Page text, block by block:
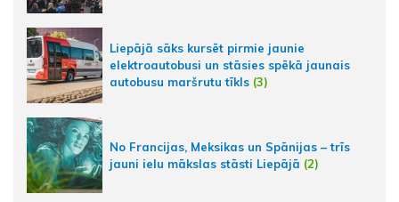
Liepājā sāks kursēt pirmie jaunie
elektroautobusi un stāsies spēkā jaunais
autobusu maršrutu tīkls (3)
No Francijas, Meksikas un Spānijas – trīs
jauni ielu mākslas stāsti Liepājā (2)